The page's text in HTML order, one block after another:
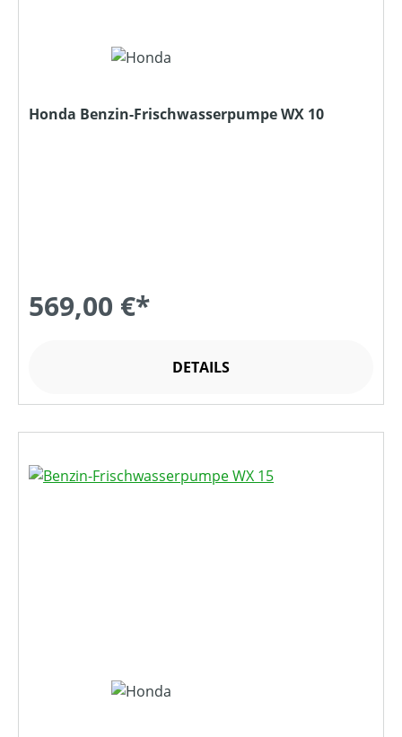
Honda Benzin-Frischwasserpumpe WX 10
569,00 €*
DETAILS